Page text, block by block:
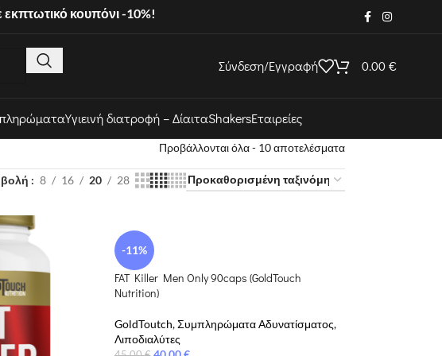
κουπόνι -10%!
Σύνδεση/Εγγραφή 0.00€
Υγιεινή διατροφή – ΔίαιταShakersΕταιρείες
Προβάλλονται όλα - 10 αποτελέσματα
8 16 20 28
-11%
FAT Killer Men Only 90caps (GoldTouch
Nutrition)
GoldToutch, Συμπληρώματα Αδυνατίσματος,
Λιποδιαλύτες